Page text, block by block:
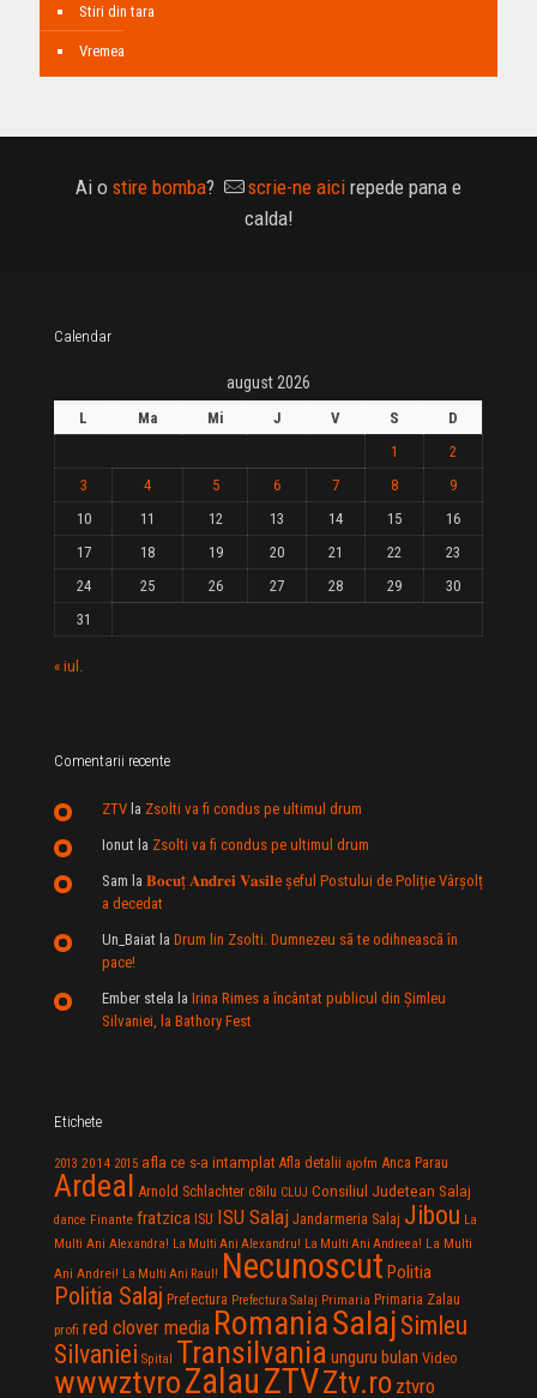
Stiri din tara
Vremea
Ai o stire bomba? scrie-ne aici repede pana e
calda!
Calendar
august 2026
L Ma Mi J V S
D
1
2
3
4 5 6 7 8
9
10
11 12 13 14 15
16
17
18 19 20 21 22
23
24
25 26 27 28 29
30
31
« iul.
Comentarii recente
ZTV la Zsolti va fi condus pe ultimul drum
Ionut la Zsolti va fi condus pe ultimul drum
Sam la 𝐁𝐨𝐜𝐮ț 𝐀𝐧𝐝𝐫𝐞𝐢 𝐕𝐚𝐬𝐢𝐥e şeful Postului de Poliție Vârșolț
a decedat
Un_Baiat la Drum lin Zsolti. Dumnezeu sã te odihneascã în
pace!
Ember stela la Irina Rimes a încântat publicul din Şimleu
Silvaniei, la Bathory Fest
Etichete
2013 2014 2015 afla ce s-a intamplat Afla detalii ajofm Anca Parau
Ardeal Arnold Schlachter c8ilu CLUJ Consiliul Judetean Salaj
dance Finante fratzica ISU ISU Salaj Jandarmeria Salaj Jibou La
Multi Ani Alexandra! La Multi Ani Alexandru! La Multi Ani Andreea! La Multi
Ani Andrei! La Multi Ani Raul! Necunoscut Politia
Politia Salaj Prefectura Prefectura Salaj Primaria Primaria Zalau
profi red clover media RomaniaSalaj Simleu
Silvaniei Spital Transilvania unguru bulan Video
wwwztvroZalauZTVZtv.ro ztvro